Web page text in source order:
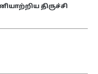
திருச்சி